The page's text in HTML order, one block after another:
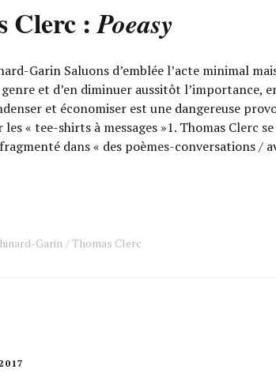
Clerc :Poeasy
Garin Saluons d’emblée l’acte minimal
et d’en diminuer aussitôt l’importance,
et économiser est une dangereuse
les « tee-shirts à messages »1. Thomas Clerc
dans « des poèmes-conversations /
Garin Thomas Clerc